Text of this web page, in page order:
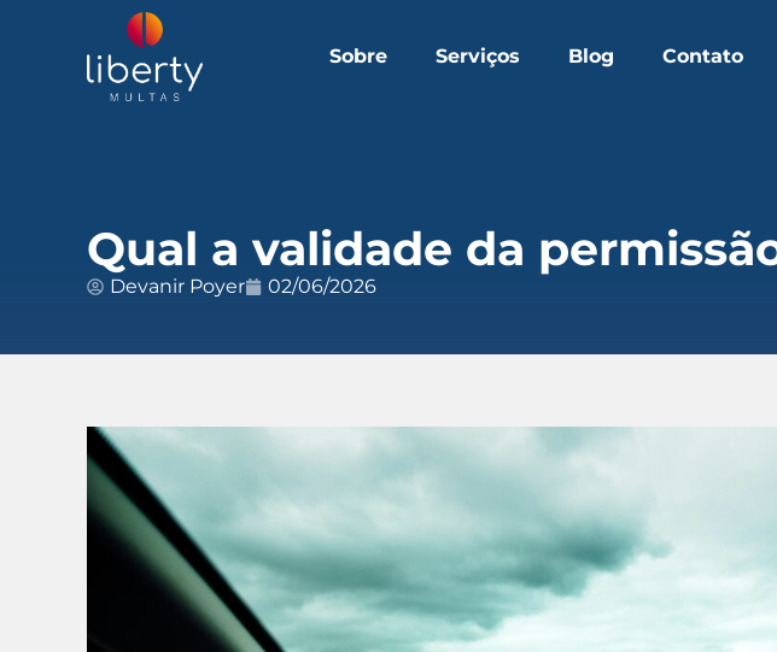
Sobre Serviços Blog Contato
Qual a validade da
Devanir Poyer 02/06/2026